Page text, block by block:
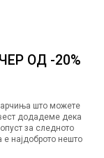
ОД -20%
што можете
додадеме дека
за следното
најдоброто нешто